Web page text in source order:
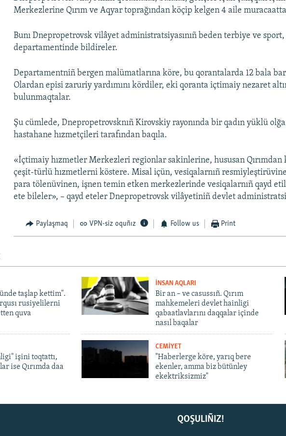
Merkezlerine Qırım ve Aqyar toprağından köçip kelgen 4 aile
Bunı Dnepropetrovsk vilâyet administratsiyasınıñ beden terbiye ve
departamentinde bildireler.
Departamentniñ bergen malümatlarına köre, bu qorantalarda 12 bala
Olardan episi zaruriy yardımını kördiler, eki qoranta içtimaiy nezaret
bulunmaqtalar.
Şu cümlede, Dnepropetrovsknıñ Kirovskiy rayonında bir qadın yüklü
hastahane hızmetçileri tarafından baqıla.
«İçtimaiy hızmetler Merkezleri regionlar sakinlerine, hususan Qırımdan
çeşit-türlü hızmetlerni köstere. Misal içün, vesiqalarnıñ
para tölenüvinen, işnen temin etken merkezlerinde vesiqalarnıñ qayd
ete bileler», – qayd eteler Dnepropetrovsk vilâyetiniñ devlet
Paylaşmaq VPN-siz oquñız Follow us Print
taşlap kettim".
rusiyelilerni
quva
İNSAN AQLARI
Bir an – ve casussıñ. Qırım
mahkemeleri devlet hainligi
qabaatlavlarını daqqalar içinde
nasıl baqalar
işini toqtattı,
ise Qırımda daa
CEMİYET
"Haberlerge köre, yarıq bere
ekenler, amma biz bütünley
ekektriksizmiz"
QOŞULIÑIZ!